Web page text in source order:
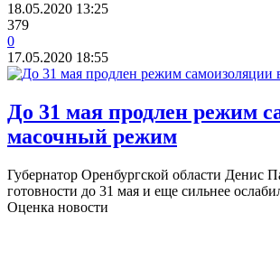
18.05.2020 13:25
379
0
17.05.2020 18:55
​До 31 мая продлен режим
масочный режим
Губернатор Оренбургской области
готовности до 31 мая и еще сильнее
Оценка новости